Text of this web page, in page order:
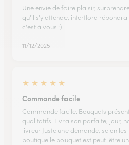
Une envie de faire plaisir,
qu'il s'y attende, interflora
c'est à vous :)
11/12/2025
★ ★ ★ ★ ★
Commande facile
Commande facile. Bouquets
qualitatifs. Livraison parfaite, jour,
livreur Juste une demande, selon
boutique le bouquet est peut-être